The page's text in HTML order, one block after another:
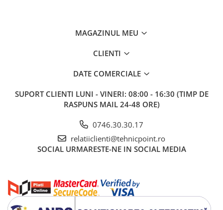
MAGAZINUL MEU
CLIENTI
DATE COMERCIALE
SUPORT CLIENTI LUNI - VINERI: 08:00 - 16:30 (TIMP DE
RASPUNS MAIL 24-48 ORE)
0746.30.30.17
relatiiclienti@tehnicpoint.ro
SOCIAL URMARESTE-NE IN SOCIAL MEDIA